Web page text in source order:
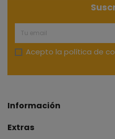
Acepto la política de
Información
Extras